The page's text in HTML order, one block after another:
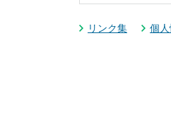
リンク集 個